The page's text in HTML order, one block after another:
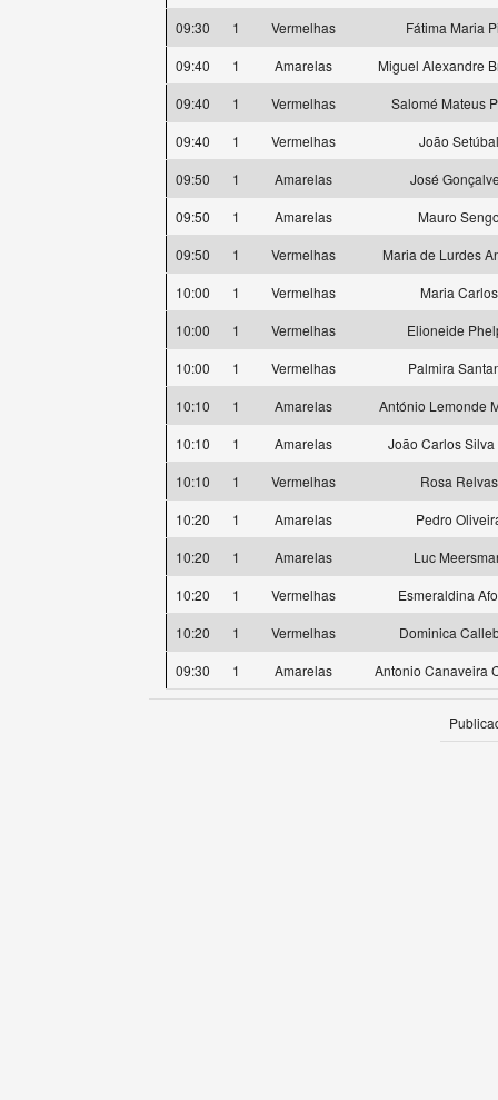
09:30
1 Vermelhas
Fátima Maria
09:40
1 Amarelas
Miguel Alexandre
09:40
1 Vermelhas
Salomé Mateus
09:40
1 Vermelhas
João Setúbal
09:50
1 Amarelas
José
09:50
1 Amarelas
Mauro
09:50
1 Vermelhas
Maria de Lurdes
10:00
1 Vermelhas
Maria Carlos
10:00
1 Vermelhas
Elioneide
10:00
1 Vermelhas
Palmira
10:10
1 Amarelas
António Lemonde
10:10
1 Amarelas
João Carlos Silva
10:10
1 Vermelhas
Rosa Relvas
10:20
1 Amarelas
Pedro
10:20
1 Amarelas
Luc
10:20
1 Vermelhas
Esmeraldina
10:20
1 Vermelhas
Dominica
09:30
1 Amarelas Antonio Canaveira